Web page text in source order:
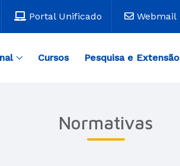
Portal Unificado Webmail
Cursos Pesquisa e Extensão
Normativas